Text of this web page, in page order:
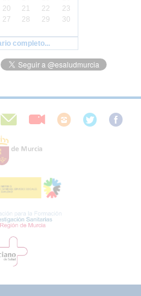
20 21 22
23
27 28 29
30
completo...